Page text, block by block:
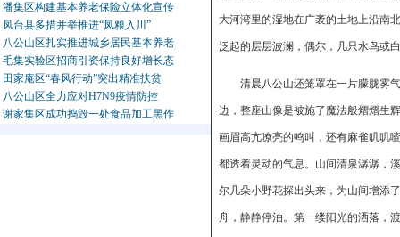
潘集区构建基本养老保险立体化宣传
凤台县多措并举推进“凤粮入川”
八公山区扎实推进城乡居民基本养老
毛集实验区招商引资保持良好增长态
田家庵区“春风行动”突出精准扶贫
八公山区全力应对H7N9疫情防控
谢家集区成功捣毁一处食品加工黑作
大河湾里的湿地在广袤的土地上沿南
泛起的层层波澜，偶尔，几只水鸟或
清晨八公山还笼罩在一片朦胧雾
边，整座山像是被施了魔法般熠熠生
画眉高亢嘹亮的鸣叫，还有麻雀叽叽
都透着灵动的气息。山间清泉潺潺，
尔几朵小野花探出头来，为山间增添
舟，静静停泊。第一缕阳光的洒落，